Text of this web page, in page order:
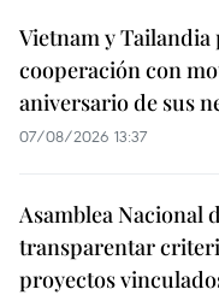
Vietnam y
cooperación con
aniversario de sus
07/08/2026 13:37
Asamblea Nacional
transparentar
proyectos